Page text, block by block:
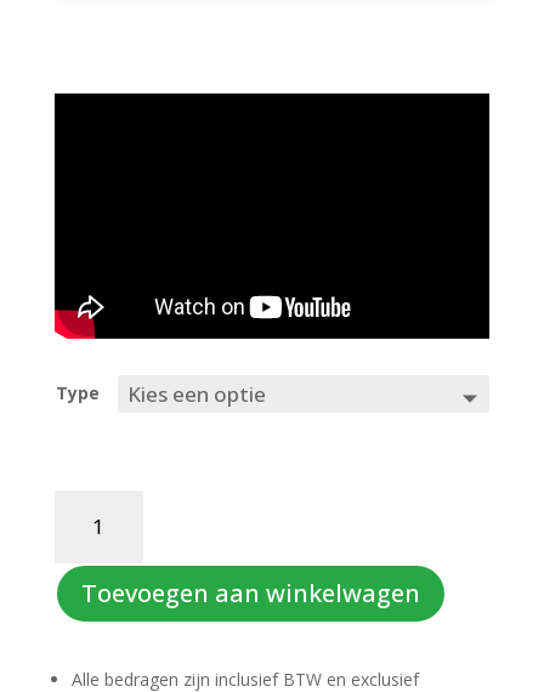
Type
aantalToevoegen aan winkelwagen
Alle bedragen zijn inclusief BTW en exclusief